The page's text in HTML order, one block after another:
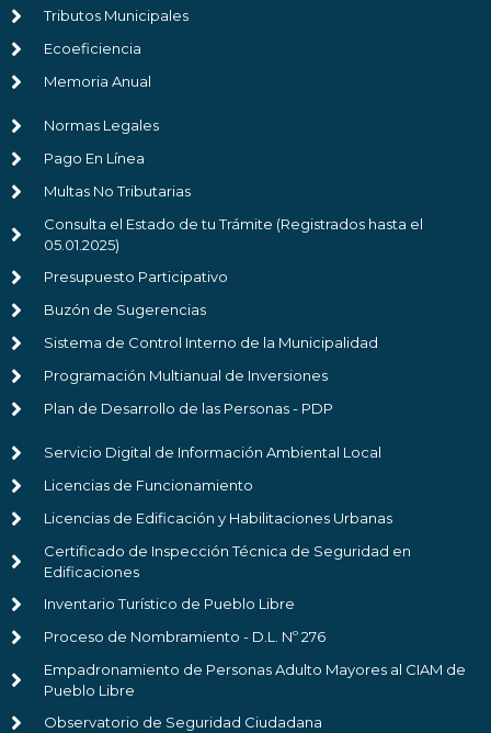
Tributos Municipales
Ecoeficiencia
Memoria Anual
Normas Legales
Pago En Línea
Multas No Tributarias
Consulta el Estado de tu Trámite (Registrados hasta el
05.01.2025)
Presupuesto Participativo
Buzón de Sugerencias
Sistema de Control Interno de la Municipalidad
Programación Multianual de Inversiones
Plan de Desarrollo de las Personas - PDP
Servicio Digital de Información Ambiental Local
Licencias de Funcionamiento
Licencias de Edificación y Habilitaciones Urbanas
Certificado de Inspección Técnica de Seguridad en
Edificaciones
Inventario Turístico de Pueblo Libre
Proceso de Nombramiento - D.L. Nº 276
Empadronamiento de Personas Adulto Mayores al CIAM de
Pueblo Libre
Observatorio de Seguridad Ciudadana